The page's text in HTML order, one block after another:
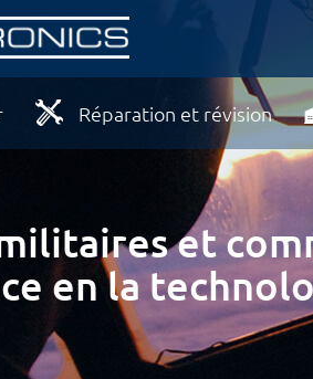
Réparation et révision
et
en la